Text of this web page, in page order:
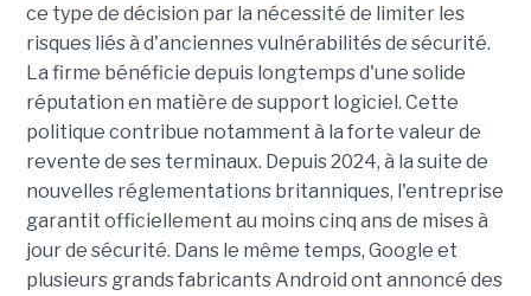
ce type de décision par la nécessité de limiter les
risques liés à d'anciennes vulnérabilités de sécurité.
La firme bénéficie depuis longtemps d'une solide
réputation en matière de support logiciel. Cette
politique contribue notamment à la forte valeur de
revente de ses terminaux. Depuis 2024, à la suite de
nouvelles réglementations britanniques, l'entreprise
garantit officiellement au moins cinq ans de mises à
jour de sécurité. Dans le même temps, Google et
plusieurs grands fabricants Android ont annoncé des